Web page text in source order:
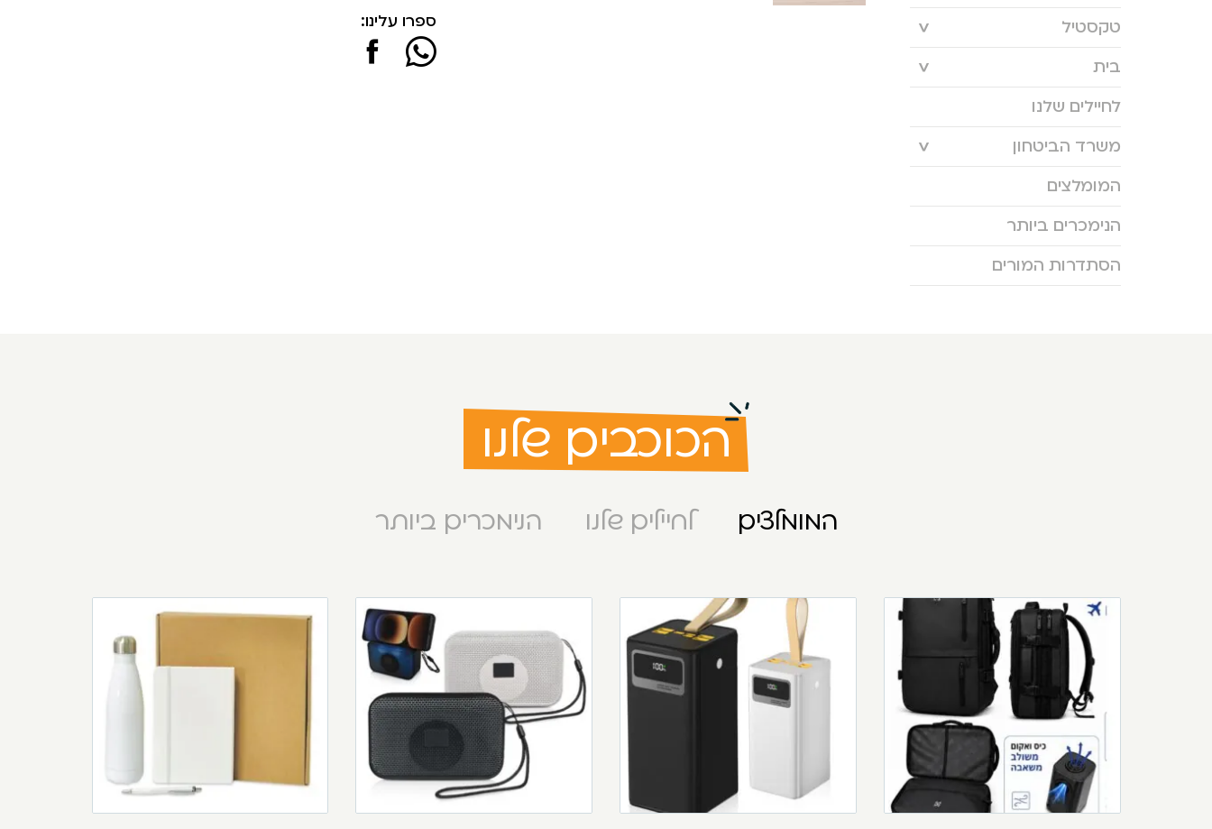
טקסטיל
בית
לחיילים שלנו
משרד הביטחון
המומלצים
הנימכרים ביותר
הסתדרות המורים
ספרו עלינו:
הכוכבים שלנו
המומלצים לחיילים שלנו הנימכרים ביותר